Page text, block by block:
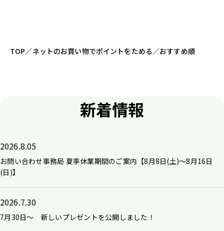
TOP／ネットのお買い物でポイントをためる ／おすすめ順
新着情報
2026.8.05
お問い合わせ事務局 夏季休業期間のご案内【8月8日(土)～8月16日
(日)】
2026.7.30
7月30日～ 新しいプレゼントを公開しました！